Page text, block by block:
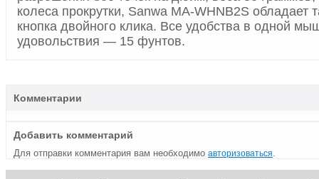
колеса прокрутки, Sanwa MA-WHNB2S обладает
кнопка двойного клика. Все удобства в одной
удовольствия — 15 фунтов.
Комментарии
Добавить комментарий
Для отправки комментария вам необходимо авторизоваться